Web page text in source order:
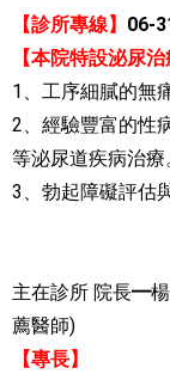
【診所專線】 06-
【本院特設泌尿治
1、 工序細膩的無
2、 經驗豐富的性
等泌尿道疾病治療
3、 勃起障礙評估
主在診所 院長━
薦醫師)
【專長】